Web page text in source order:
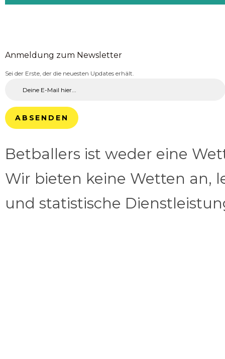
Anmeldung zum Newsletter
Sei der Erste, der die neuesten Updates erhält.
ABSENDEN
Betballers ist weder eine
Wir bieten keine Wetten an,
und statistische